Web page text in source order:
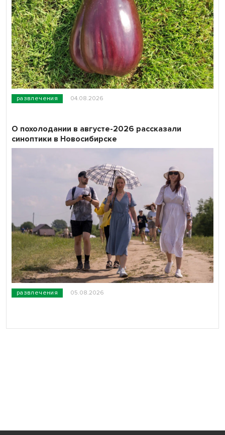
развлечения 04.08.2026
развлечения 05.08.2026
О похолодании в августе-2026 рассказали
синоптики в Новосибирске